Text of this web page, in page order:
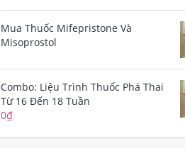
Mua Thuốc Mifepristone Và
Misoprostol
Combo: Liệu Trình Thuốc Phá Thai
Từ 16 Đến 18 Tuần
0₫